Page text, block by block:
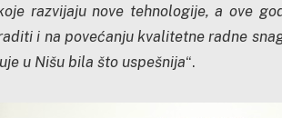
razvijaju nove tehnologije, a ove
i na povećanju kvalitetne radne
u Nišu bila što uspešnija“.